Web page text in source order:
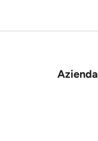
Azienda